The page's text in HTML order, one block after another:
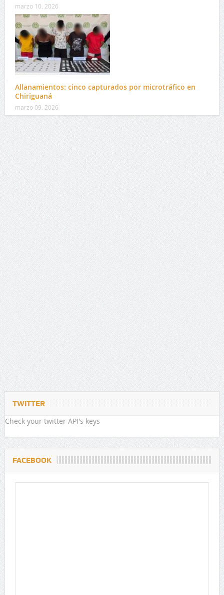
marzo 10, 2026
Allanamientos: cinco capturados por microtráfico en
Chiriguaná
marzo 09, 2026
TWITTER
Check your twitter API's keys
FACEBOOK